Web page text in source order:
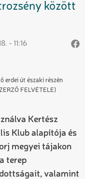
között
- 11:16
erdei út északi részén
FELVÉTELE)
Kertész
Klub alapítója és
megyei tájakon
terep
valamint